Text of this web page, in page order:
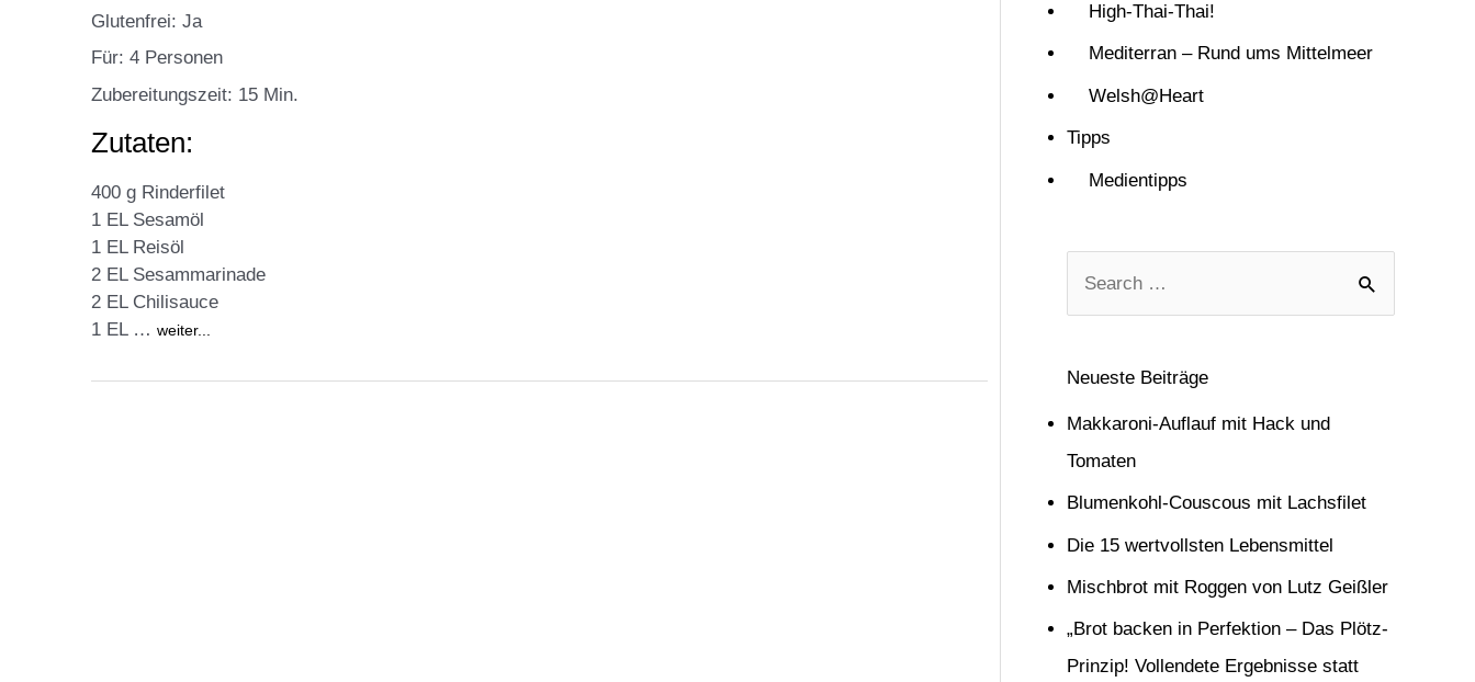
Glutenfrei: Ja
Für: 4 Personen
Zubereitungszeit: 15 Min.
Zutaten:
400 g Rinderfilet
1 EL Sesamöl
1 EL Reisöl
2 EL Sesammarinade
2 EL Chilisauce
1 EL … weiter...
High-Thai-Thai!
Mediterran – Rund ums Mittelmeer
Welsh@Heart
Tipps
Medientipps
n
a
c
h
:
Neueste Beiträge
Makkaroni-Auflauf mit Hack und
Tomaten
Blumenkohl-Couscous mit Lachsfilet
Die 15 wertvollsten Lebensmittel
Mischbrot mit Roggen von Lutz Geißler
„Brot backen in Perfektion – Das Plötz-
Prinzip! Vollendete Ergebnisse statt